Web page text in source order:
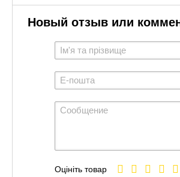
Новый отзыв или
Оцініть товар